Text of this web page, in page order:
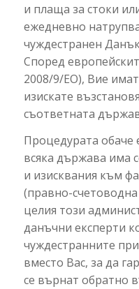
и плаща за стоки
ежедневно
чуждестранен
Според
2008/9/ЕО), Вие
изискате
съответната
Процедурата обаче
всяка държава има
и изисквания към
(правно-
целия този
данъчни експерти
чуждестранните
вместо Вас, за да
се върнат обратно